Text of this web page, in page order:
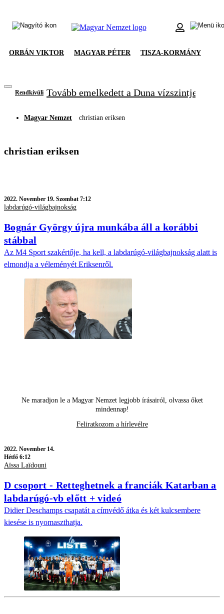
ORBÁN VIKTOR MAGYAR PÉTER TISZA-KORMÁNY
Rendkívüli Tovább emelkedett a Duna vízszintje,
Magyar Nemzet christian eriksen
christian eriksen
2022. November 19. Szombat 7:12
labdarúgó-világbajnokság
Bognár György újra munkába áll a korábbi
stábbal
Az M4 Sport szakértője, ha kell, a labdarúgó-világbajnokság alatt is
elmondja a véleményét Eriksenről.
Ne maradjon le a Magyar Nemzet legjobb írásairól, olvassa őket
mindennap!
Feliratkozom a hírlevélre
2022. November 14.
Hétfő 6:12
Aïssa Laïdouni
D csoport - Retteghetnek a franciák Katarban a
labdarúgó-vb előtt + videó
Didier Deschamps csapatát a címvédő átka és két kulcsembere
kiesése is nyomaszthatja.